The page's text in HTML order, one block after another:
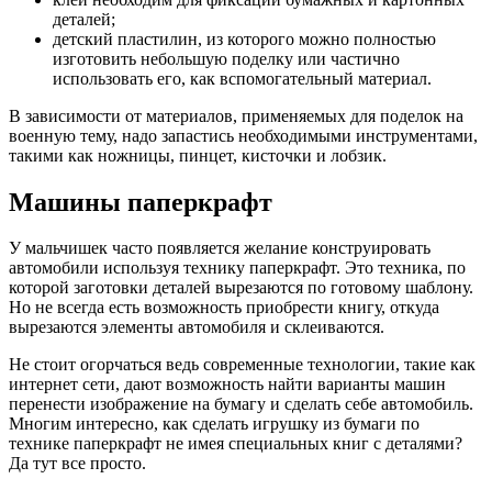
деталей;
детский пластилин, из которого можно полностью
изготовить небольшую поделку или частично
использовать его, как вспомогательный материал.
В зависимости от материалов, применяемых для поделок на
военную тему, надо запастись необходимыми инструментами,
такими как ножницы, пинцет, кисточки и лобзик.
Машины паперкрафт
У мальчишек часто появляется желание конструировать
автомобили используя технику паперкрафт. Это техника, по
которой заготовки деталей вырезаются по готовому шаблону.
Но не всегда есть возможность приобрести книгу, откуда
вырезаются элементы автомобиля и склеиваются.
Не стоит огорчаться ведь современные технологии, такие как
интернет сети, дают возможность найти варианты машин
перенести изображение на бумагу и сделать себе автомобиль.
Многим интересно, как сделать игрушку из бумаги по
технике паперкрафт не имея специальных книг с деталями?
Да тут все просто.